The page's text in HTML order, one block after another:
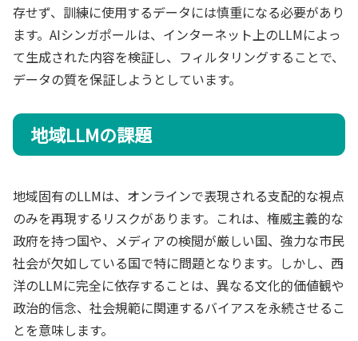
存せず、訓練に使用するデータには慎重になる必要があり
ます。AIシンガポールは、インターネット上のLLMによっ
て生成された内容を検証し、フィルタリングすることで、
データの質を保証しようとしています。
地域LLMの課題
地域固有のLLMは、オンラインで表現される支配的な視点
のみを再現するリスクがあります。これは、権威主義的な
政府を持つ国や、メディアの検閲が厳しい国、強力な市民
社会が欠如している国で特に問題となります。しかし、西
洋のLLMに完全に依存することは、異なる文化的価値観や
政治的信念、社会規範に関連するバイアスを永続させるこ
とを意味します。